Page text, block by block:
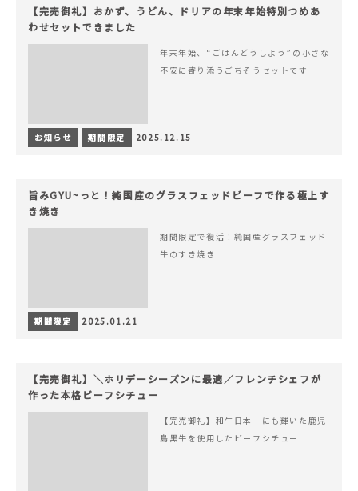
【完売御礼】おかず、うどん、ドリアの年末年始特別つめあ
わせセットできました
年末年始、“ごはんどうしよう”の小さな
不安に寄り添うごちそうセットです
お知らせ 期間限定 2025.12.15
旨みGYU~っと！純国産のグラスフェッドビーフで作る極上す
き焼き
期間限定で復活！純国産グラスフェッド
牛のすき焼き
期間限定 2025.01.21
【完売御礼】＼ホリデーシーズンに最適／フレンチシェフが
作った本格ビーフシチュー
【完売御礼】和牛日本一にも輝いた鹿児
島黒牛を使用したビーフシチュー